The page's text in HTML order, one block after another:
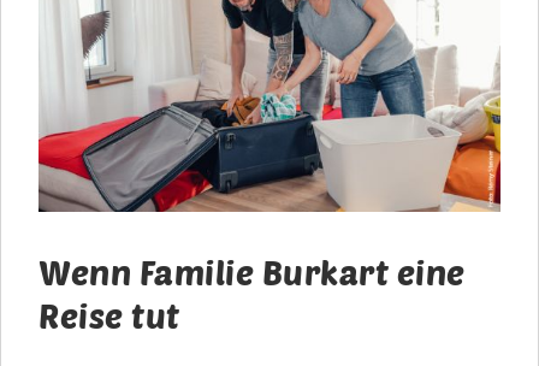
Wenn Familie Burkart eine
Reise tut